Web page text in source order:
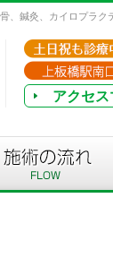
、鍼灸、カイロプラク
アクセ